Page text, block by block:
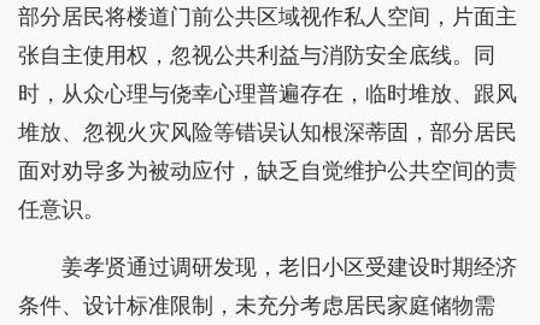
部分居民将楼道门前公共区域视作私人空间，片面主
张自主使用权，忽视公共利益与消防安全底线。同
时，从众心理与侥幸心理普遍存在，临时堆放、跟风
堆放、忽视火灾风险等错误认知根深蒂固，部分居民
面对劝导多为被动应付，缺乏自觉维护公共空间的责
任意识。
姜孝贤通过调研发现，老旧小区受建设时期经济
条件、设计标准限制，未充分考虑居民家庭储物需